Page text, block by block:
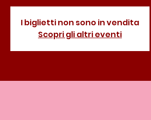
I biglietti non sono in vendita
Scopri gli altri eventi